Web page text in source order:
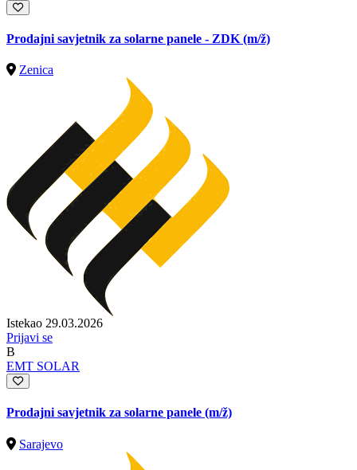
Prodajni savjetnik za solarne panele - ZDK (m/ž)
Zenica
Istekao 29.03.2026
Prijavi se
B
EMT SOLAR
Prodajni savjetnik za solarne panele (m/ž)
Sarajevo